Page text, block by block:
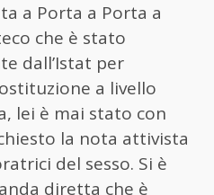
a Porta a Porta a
che è stato
dall’Istat per
a livello
lei è mai stato con
la nota attivista
del sesso. Si è
diretta che è